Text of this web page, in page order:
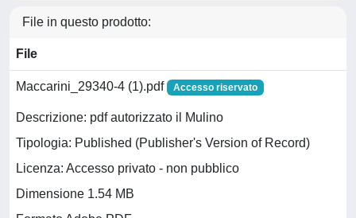
File in questo prodotto:
File
Maccarini_29340-4 (1).pdf Accesso riservato
Descrizione: pdf autorizzato il Mulino
Tipologia: Published (Publisher's Version of Record)
Licenza: Accesso privato - non pubblico
Dimensione 1.54 MB